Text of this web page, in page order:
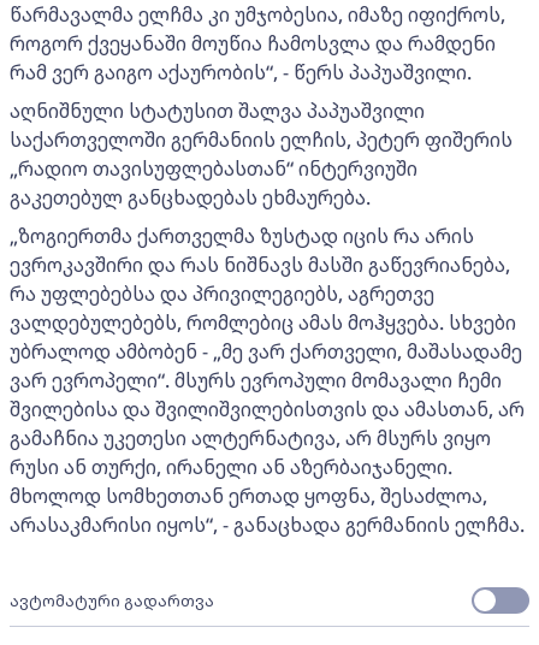
წარმავალმა ელჩმა კი უმჯობესია, იმაზე იფიქროს,
როგორ ქვეყანაში მოუწია ჩამოსვლა და რამდენი
რამ ვერ გაიგო აქაურობის“, - წერს პაპუაშვილი.
აღნიშნული სტატუსით შალვა პაპუაშვილი
საქართველოში გერმანიის ელჩის, პეტერ ფიშერის
„რადიო თავისუფლებასთან“ ინტერვიუში
გაკეთებულ განცხადებას ეხმაურება.
„ზოგიერთმა ქართველმა ზუსტად იცის რა არის
ევროკავშირი და რას ნიშნავს მასში გაწევრიანება,
რა უფლებებსა და პრივილეგიებს, აგრეთვე
ვალდებულებებს, რომლებიც ამას მოჰყვება. სხვები
უბრალოდ ამბობენ - „მე ვარ ქართველი, მაშასადამე
ვარ ევროპელი“. მსურს ევროპული მომავალი ჩემი
შვილებისა და შვილიშვილებისთვის და ამასთან, არ
გამაჩნია უკეთესი ალტერნატივა, არ მსურს ვიყო
რუსი ან თურქი, ირანელი ან აზერბაიჯანელი.
მხოლოდ სომხეთთან ერთად ყოფნა, შესაძლოა,
არასაკმარისი იყოს“, - განაცხადა გერმანიის ელჩმა.
ავტომატური გადართვა